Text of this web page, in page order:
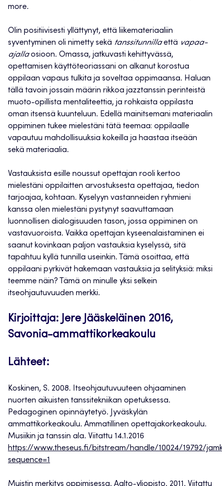
more.
Olin positiivisesti yllättynyt, että liikemateriaaliin
syventyminen oli nimetty sekä tanssitunnillaettä vapaa-
ajallaosioon. Omassa, jatkuvasti kehittyvässä,
opettamisen käyttöteoriassani on alkanut korostua
oppilaan vapaus tulkita ja soveltaa oppimaansa. Haluan
tällä tavoin jossain määrin rikkoa jazztanssin perinteistä
muoto-opillista mentaliteettia, ja rohkaista oppilasta
oman itsensä kuunteluun. Edellä mainitsemani materiaalin
oppiminen tukee mielestäni tätä teemaa: oppilaalle
vapautuu mahdollisuuksia kokeilla ja haastaa itseään
sekä materiaalia.
Vastauksista esille noussut opettajan rooli kertoo
mielestäni oppilaitten arvostuksesta opettajaa, tiedon
tarjoajaa, kohtaan. Kyselyyn vastanneiden ryhmieni
kanssa olen mielestäni pystynyt saavuttamaan
luonnollisen dialogisuuden tason, jossa oppiminen on
vastavuoroista. Vaikka opettajan kyseenalaistaminen ei
saanut kovinkaan paljon vastauksia kyselyssä, sitä
tapahtuu kyllä tunnilla useinkin. Tämä osoittaa, että
oppilaani pyrkivät hakemaan vastauksia ja selityksiä: miksi
teemme näin? Tämä on minulle yksi selkein
itseohjautuvuuden merkki.
Kirjoittaja: Jere Jääskeläinen 2016,
Savonia-ammattikorkeakoulu
Lähteet:
Koskinen, S. 2008. Itseohjautuvuuteen ohjaaminen
nuorten aikuisten tanssitekniikan opetuksessa.
Pedagoginen opinnäytetyö. Jyväskylän
ammattikorkeakoulu. Ammatillinen opettajakorkeakoulu.
Musiikin ja tanssin ala. Viitattu 14.1.2016
https://www.theseus.fi/bitstream/handle/10024/19792/
sequence=1
Muistin merkitys oppimisessa. Aalto-yliopisto. 2011. Viitattu